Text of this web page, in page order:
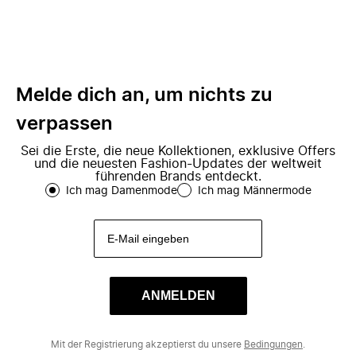
Melde dich an, um nichts zu
verpassen
Sei die Erste, die neue Kollektionen, exklusive Offers
und die neuesten Fashion-Updates der weltweit
führenden Brands entdeckt.
Ich mag Damenmode Ich mag Männermode
ANMELDEN
Mit der Registrierung akzeptierst du unsere Bedingungen